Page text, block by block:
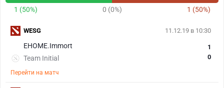
1 (50%) 0 (0%) 1 (50%)
11.12.19 в 10:30
EHOME.Immort
Team Initial
1
0
Перейти на матч
WESG